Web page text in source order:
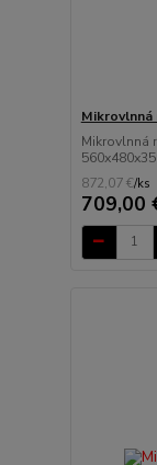
Mikrovlnná
Mikrovlnná
872,07 €/ks
709,00